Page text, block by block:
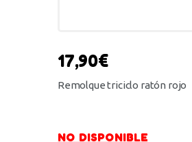
17,90€
Remolque triciclo ratón rojo
NO DISPONIBLE